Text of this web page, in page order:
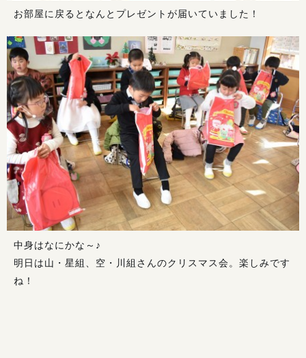
お部屋に戻るとなんとプレゼントが届いていました！
中身はなにかな～♪
明日は山・星組、空・川組さんのクリスマス会。楽しみです
ね！